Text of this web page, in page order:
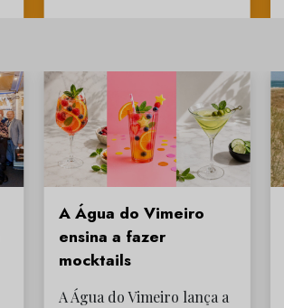
A Água do Vimeiro
ensina a fazer
mocktails
A Água do Vimeiro lança a